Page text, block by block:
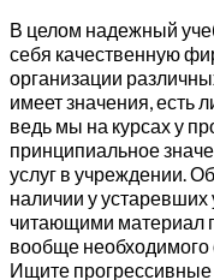
В целом надежный
себя качественную
организации
имеет значения, есть
ведь мы на курсах у
принципиальное
услуг в учреждении.
наличии у
читающими материал
вообще необходимого
Ищите